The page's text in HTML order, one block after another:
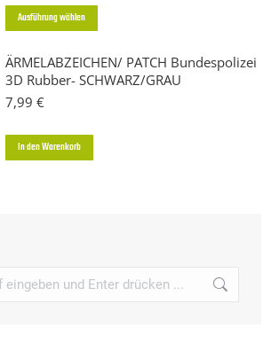
auf.
Die
Optionen
können
Ausführung wählen
weist
mehrere
Produktseite
ÄRMELABZEICHEN/ PATCH Bundespolizei
3D Rubber- SCHWARZ/GRAU
7,99 €
In den Warenkorb